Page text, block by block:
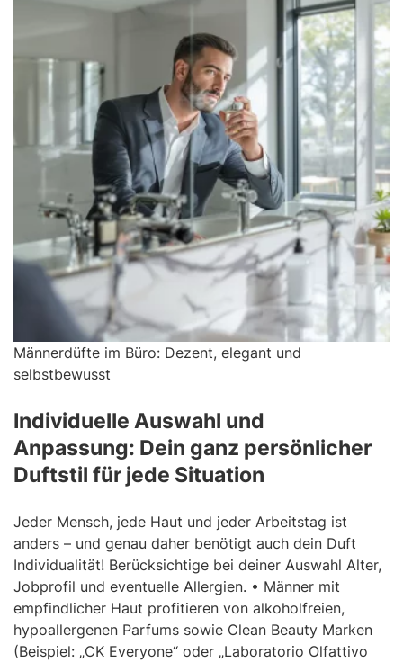
Männerdüfte im Büro: Dezent, elegant und
selbstbewusst
Individuelle Auswahl und
Anpassung: Dein ganz persönlicher
Duftstil für jede Situation
Jeder Mensch, jede Haut und jeder Arbeitstag ist
anders – und genau daher benötigt auch dein Duft
Individualität! Berücksichtige bei deiner Auswahl Alter,
Jobprofil und eventuelle Allergien. • Männer mit
empfindlicher Haut profitieren von alkoholfreien,
hypoallergenen Parfums sowie Clean Beauty Marken
(Beispiel: „CK Everyone“ oder „Laboratorio Olfattivo